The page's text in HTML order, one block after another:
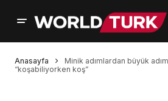
Anasayfa
Minik adımlardan büyük
“koşabiliyorken koş”